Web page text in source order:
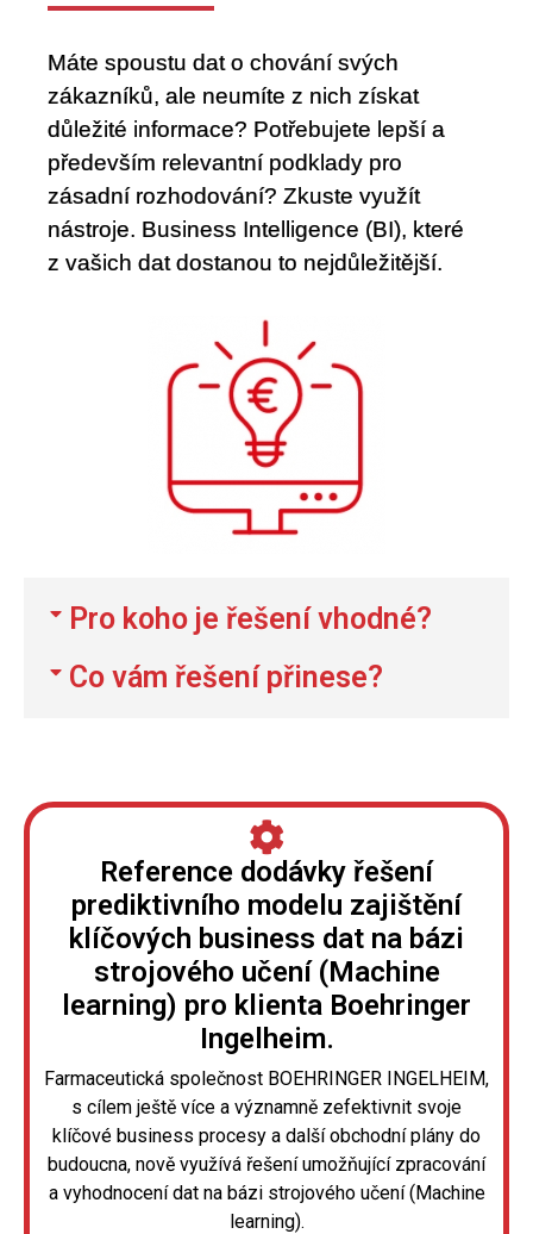
Máte spoustu dat o chování svých
zákazníků, ale neumíte z nich získat
důležité informace? Potřebujete lepší a
především relevantní podklady pro
zásadní rozhodování? Zkuste využít
nástroje. Business Intelligence (BI), které
z vašich dat dostanou to nejdůležitější.
Pro koho je řešení vhodné?​
Co vám řešení přinese?
Reference dodávky řešení
prediktivního modelu zajištění
klíčových business dat na bázi
strojového učení (Machine
learning) pro klienta Boehringer
Ingelheim.
Farmaceutická společnost BOEHRINGER INGELHEIM,
s cílem ještě více a významně zefektivnit svoje
klíčové business procesy a další obchodní plány do
budoucna, nově využívá řešení umožňující zpracování
a vyhodnocení dat na bázi strojového učení (Machine
learning).